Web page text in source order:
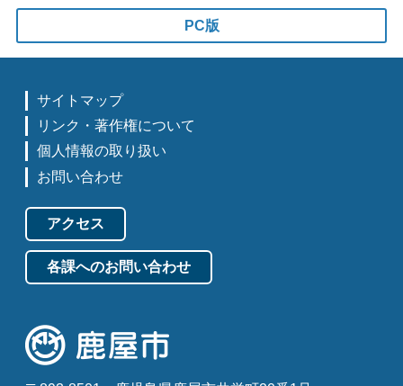
PC版
サイトマップ
リンク・著作権について
個人情報の取り扱い
お問い合わせ
アクセス
各課へのお問い合わせ